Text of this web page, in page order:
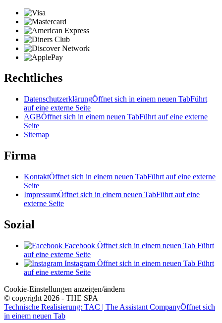
Rechtliches
DatenschutzerklärungÖffnet sich in einem neuen TabFührt
auf eine externe Seite
AGBÖffnet sich in einem neuen TabFührt auf eine externe
Seite
Sitemap
Firma
KontaktÖffnet sich in einem neuen TabFührt auf eine externe
Seite
ImpressumÖffnet sich in einem neuen TabFührt auf eine
externe Seite
Sozial
Facebook Öffnet sich in einem neuen Tab Führt
auf eine externe Seite
Instagram Öffnet sich in einem neuen Tab Führt
auf eine externe Seite
Cookie-Einstellungen anzeigen/ändern
© copyright 2026 - THE SPA
Technische Realisierung: TAC | The Assistant CompanyÖffnet sich
in einem neuen Tab